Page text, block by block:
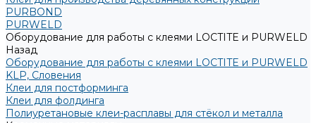
PURBOND
PURWELD
Оборудование для работы с клеями LOCTITE и PURWELD
Назад
Оборудование для работы с клеями LOCTITE и PURWELD
KLP, Словения
Клеи для постформинга
Клеи для фолдинга
Полиуретановые клеи-расплавы для стёкол и металла